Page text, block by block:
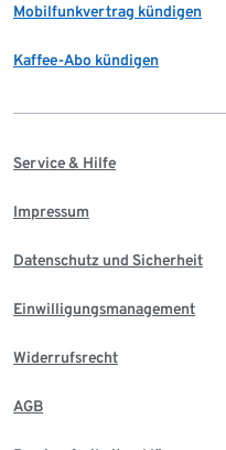
Mobilfunkvertrag kündigen
Kaffee-Abo kündigen
Service & Hilfe
Impressum
Datenschutz und Sicherheit
Einwilligungsmanagement
Widerrufsrecht
AGB